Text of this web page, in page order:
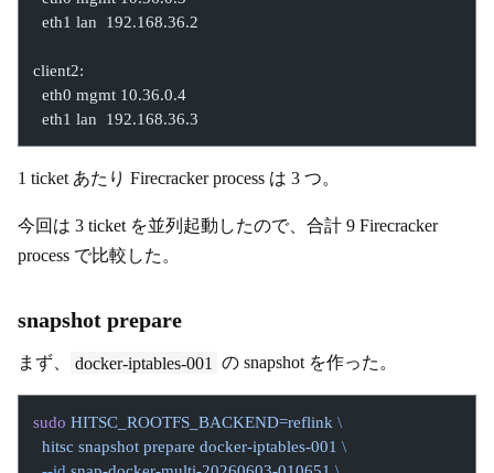
  eth1 lan  192.168.36.2
client2:
  eth0 mgmt 10.36.0.4
  eth1 lan  192.168.36.3
1 ticket あたり Firecracker process は 3 つ。
今回は 3 ticket を並列起動したので、合計 9 Firecracker
process で比較した。
snapshot prepare
まず、 docker-iptables-001 の snapshot を作った。
sudo HITSC_ROOTFS_BACKEND=reflink \
  hitsc
snapshot prepare docker-iptables-001 \